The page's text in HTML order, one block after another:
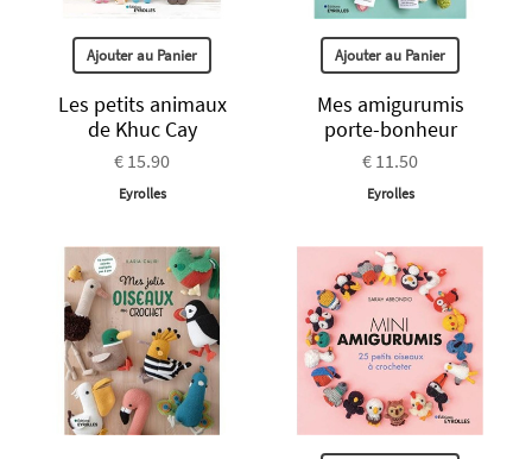
Ajouter au Panier
Les petits animaux
de Khuc Cay
€ 15.90
Eyrolles
Ajouter au Panier
Mes amigurumis
porte-bonheur
€ 11.50
Eyrolles